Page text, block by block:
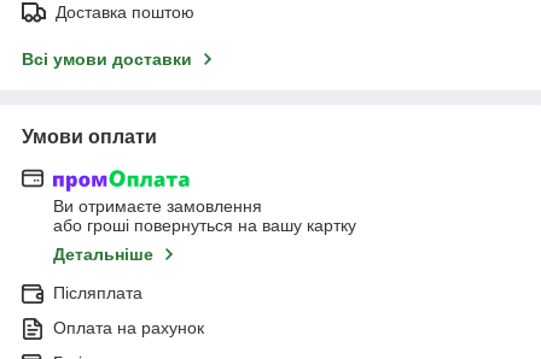
Доставка поштою
Всі умови доставки
Умови оплати
Ви отримаєте замовлення
або гроші повернуться на вашу картку
Детальніше
Післяплата
Оплата на рахунок